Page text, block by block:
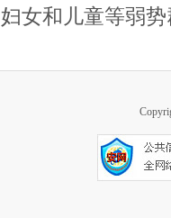
女和儿童等弱